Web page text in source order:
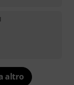
altro